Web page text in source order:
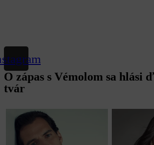
O zápas s Vémolom sa hlási
tvár